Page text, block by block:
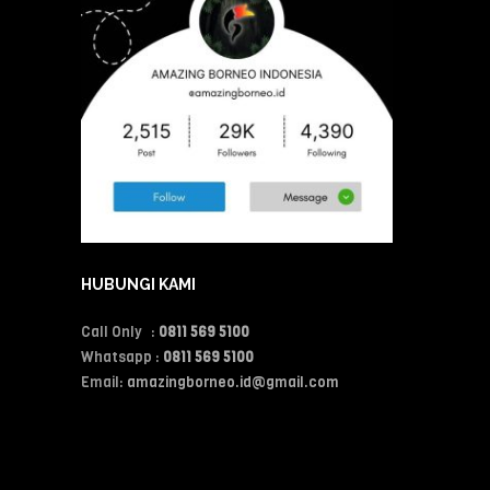
HUBUNGI KAMI
Call Only : 0811 569 5100
Whatsapp : 0811 569 5100
Email: amazingborneo.id@gmail.com